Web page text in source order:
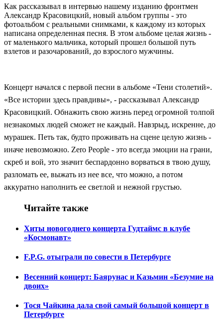
Как рассказывал в интервью нашему изданию фронтмен
Александр Красовицкий, новый альбом группы - это
фотоальбом с реальными снимками, к каждому из которых
написана определенная песня. В этом альбоме целая жизнь -
от маленького мальчика, который прошел большой путь
взлетов и разочарований, до взрослого мужчины.
Концерт начался с первой песни в альбоме «Тени столетий».
«Все истории здесь правдивы», - рассказывал Александр
Красовицкий. Обнажить свою жизнь перед огромной толпой
незнакомых людей сможет не каждый. Навзрыд, искренне, до
мурашек. Петь так, будто проживать на сцене целую жизнь -
иначе невозможно. Zero People - это всегда эмоции на грани,
скреб и вой, это значит беспардонно ворваться в твою душу,
разломать ее, выжать из нее все, что можно, а потом
аккуратно наполнить ее светлой и нежной грустью.
Читайте также
Хиты новогоднего концерта Гудтаймс в клубе
«Космонавт»
F.P.G. отыграли по совести в Петербурге
Весенний концерт: Баярунас и Казьмин «Безумие на
двоих»
Тося Чайкина дала свой самый большой концерт в
Петербурге